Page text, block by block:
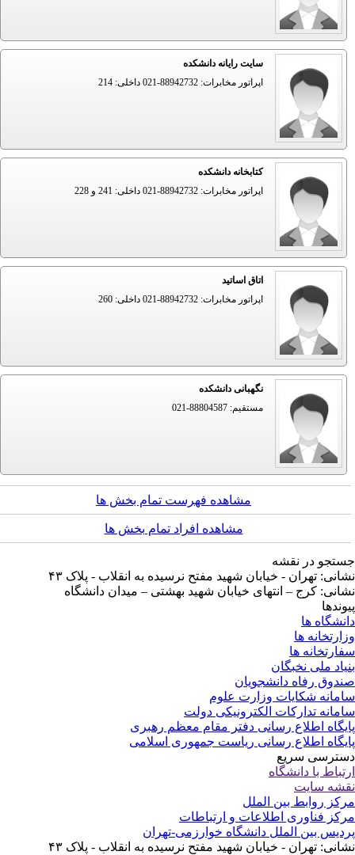
سایت رایانه دانشکده
اپراتور مخابرات: 88942732-021 داخلی: 214
کتابخانه دانشکده
اپراتور مخابرات: 88942732-021 داخلی: 241 و 228
اتاق اساتید
اپراتور مخابرات: 88942732-021 داخلی: 260
نگهبانی دانشکده
مستقیم: 88804587-021
مشاهده فهرست تمام بخش ها
مشاهده افراد تمام بخش ها
در نقشه
تهران - خیابان شهید مفتح نرسیده به انقلاب - پلاک ۴۳
کرج – انتهای خیابان شهید بهشتی – میدان دانشگاه
ها
ها
ها
ملی نخبگان
رفاه دانشجویان
شکایات وزارت علوم
تدارکات الکترونیکی دولت
اطلاع رسانی دفتر مقام معظم رهبری
اطلاع رسانی ریاست جمهوری اسلامی
سریع
با دانشگاه
سایت
روابط بین الملل
فناوری اطلاعات و ارتباطات
بین الملل دانشگاه خوارزمی-تهران
تهران - خیابان شهید مفتح نرسیده به انقلاب - پلاک ۴۳